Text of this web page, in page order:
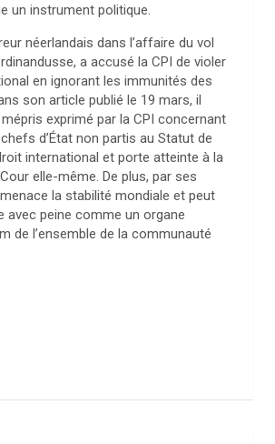
un instrument politique.
néerlandais dans l’affaire du vol
a accusé la CPI de violer
en ignorant les immunités des
son article publié le 19 mars, il
exprimé par la CPI concernant
d’État non partis au Statut de
international et porte atteinte à la
elle-même. De plus, par ses
la stabilité mondiale et peut
avec peine comme un organe
de l’ensemble de la communauté